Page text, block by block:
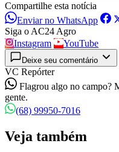
Compartilhe esta notícia
Enviar no WhatsApp
Siga o AC24 Agro
Instagram
YouTube
Deixe seu comentário
VC Repórter
Flagrou algo no campo?
gente.
(68) 99950-7016
Veja também